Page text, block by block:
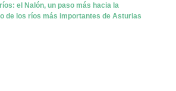
el Nalón, un paso más hacia la
de los ríos más importantes de Asturias